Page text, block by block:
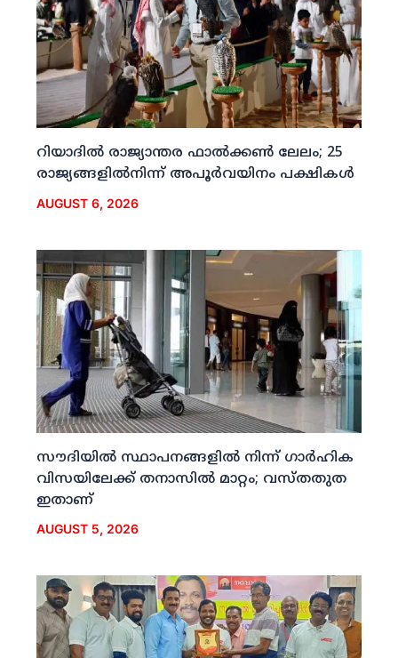
റിയാദില്‍ രാജ്യാന്തര ഫാല്‍ക്കണ്‍ ലേലം; 25
രാജ്യങ്ങളില്‍നിന്ന് അപൂര്‍വയിനം പക്ഷികള്‍
AUGUST 6, 2026
സൗദിയില്‍ സ്ഥാപനങ്ങളില്‍ നിന്ന് ഗാര്‍ഹിക
വിസയിലേക്ക് തനാസില്‍ മാറ്റം; വസ്തതുത
ഇതാണ്
AUGUST 5, 2026